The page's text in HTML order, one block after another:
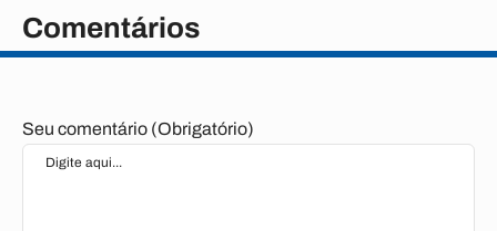
Comentários
Seu comentário (Obrigatório)